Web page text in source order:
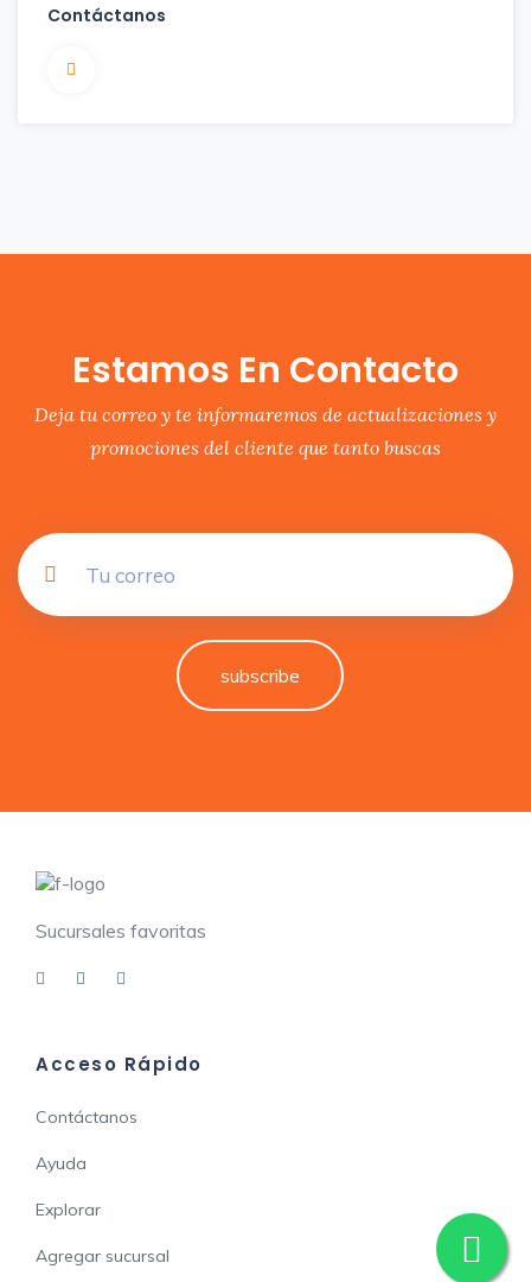
Contáctanos
Estamos En Contacto
Deja tu correo y te informaremos de actualizaciones y
promociones del cliente que tanto buscas
subscribe
Sucursales favoritas
Acceso Rápido
Contáctanos
Ayuda
Explorar
Agregar sucursal